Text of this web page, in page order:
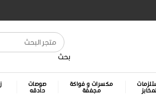
بحث
مكسرات و فواكة
مجففة
صوصات
حادقه